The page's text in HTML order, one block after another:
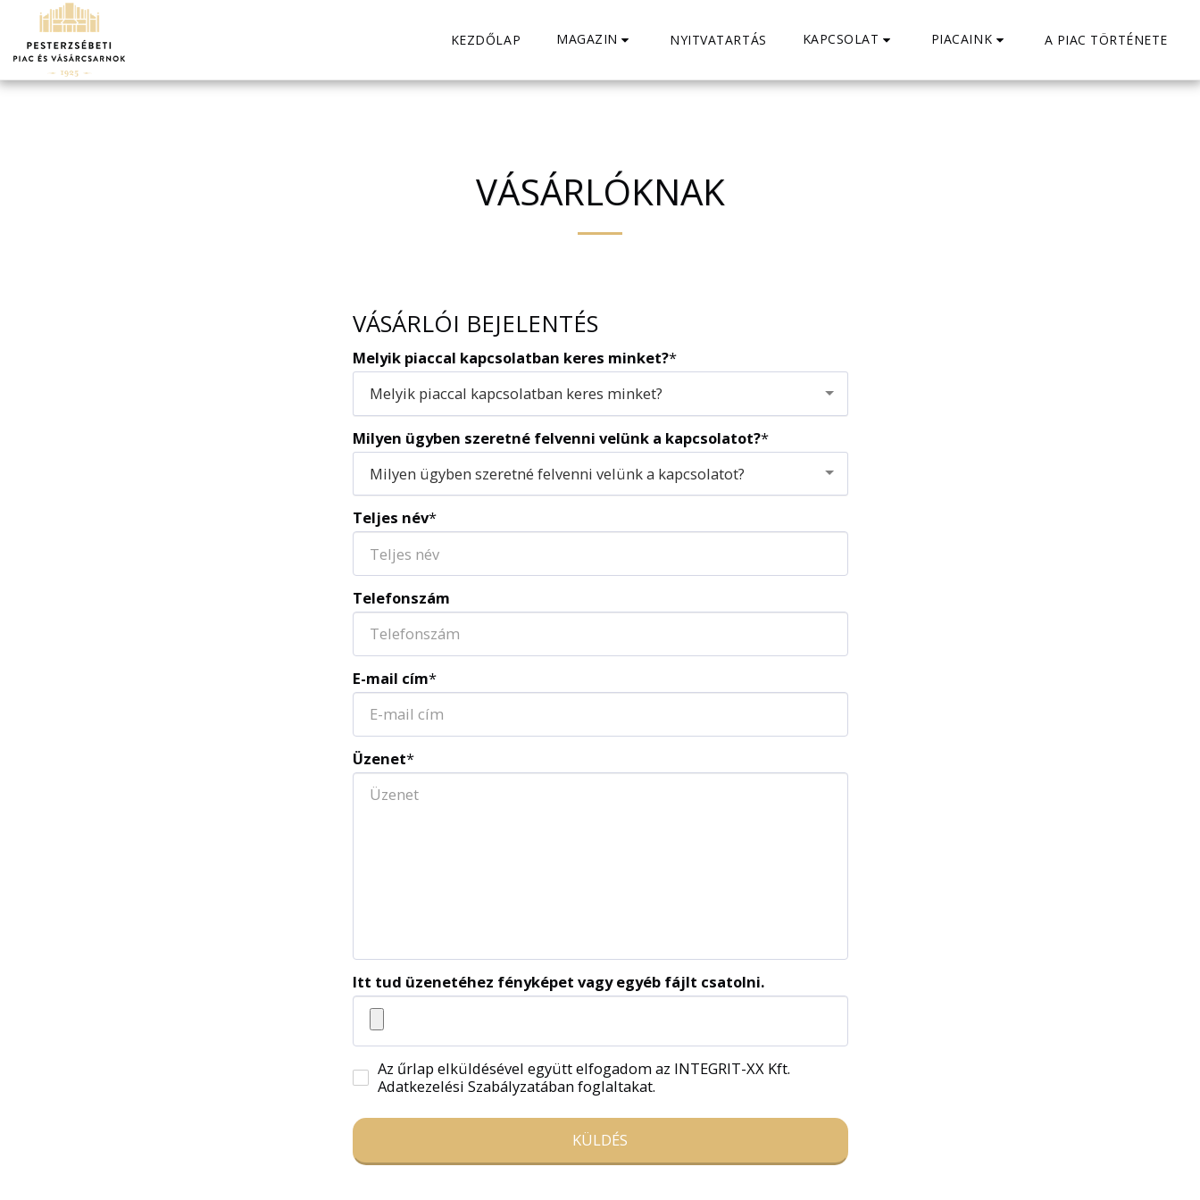
KEZDŐLAP MAGAZIN NYITVATARTÁS KAPCSOLAT PIACAINK A PIAC TÖRTÉNETE
VÁSÁRLÓKNAK
VÁSÁRLÓI BEJELENTÉS
Melyik piaccal kapcsolatban keres minket?*
Melyik piaccal kapcsolatban keres minket?
Milyen ügyben szeretné felvenni velünk a kapcsolatot?*
Milyen ügyben szeretné felvenni velünk a kapcsolatot?
Teljes név*
Telefonszám
E-mail cím*
Üzenet*
Itt tud üzenetéhez fényképet vagy egyéb fájlt csatolni.
Az űrlap elküldésével együtt elfogadom az INTEGRIT-XX Kft.
Adatkezelési Szabályzatában foglaltakat.
KÜLDÉS